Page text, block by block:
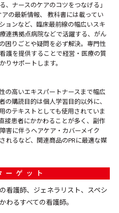
、ナースのケアのコツをつなげる」
の最新情報、 教科書には載ってい
ョンなど、臨床最前線の幅広いスキ
連携拠点病院などで活躍する、がん
困りごとや疑問を必ず解決。専門性
護を提供することで経営・医療の質
りサポートします。
の高いエキスパートナースまで幅広
の購読目的は個人学習目的以外に、
のテキストとしても使用されていま
接患者にかかわることが多く、副作
害に伴うヘアケア・カバーメイク
れるなど、関連商品のPRに最適な媒
ーゲット
看護師、ジェネラリスト、スペシ
わるすべての看護師。